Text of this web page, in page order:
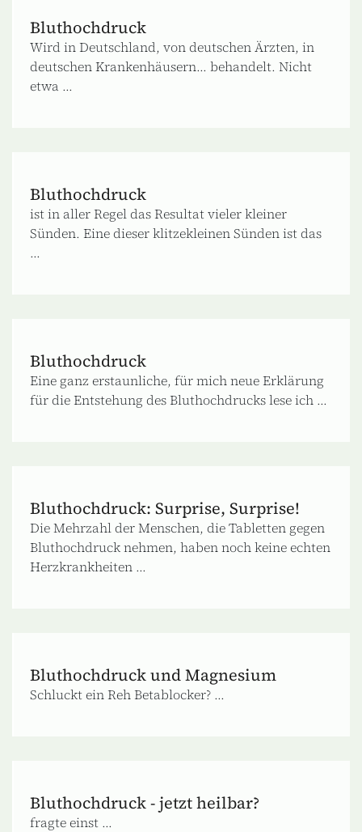
Bluthochdruck
Wird in Deutschland, von deutschen Ärzten, in
deutschen Krankenhäusern... behandelt. Nicht
etwa ...
Bluthochdruck
ist in aller Regel das Resultat vieler kleiner
Sünden. Eine dieser klitzekleinen Sünden ist das
...
Bluthochdruck
Eine ganz erstaunliche, für mich neue Erklärung
für die Entstehung des Bluthochdrucks lese ich ...
Bluthochdruck: Surprise, Surprise!
Die Mehrzahl der Menschen, die Tabletten gegen
Bluthochdruck nehmen, haben noch keine echten
Herzkrankheiten ...
Bluthochdruck und Magnesium
Schluckt ein Reh Betablocker? ...
Bluthochdruck ‐ jetzt heilbar?
fragte einst ...